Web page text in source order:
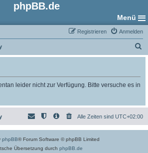
phpBB.de
Menü
Anmelden
Registrieren
u
leider nicht zur Verfügung. Bitte versuche es in
Alle Zeiten sind UTC+02:00
phpBB® Forum Software © phpBB Limited
Übersetzung durch phpBB.de